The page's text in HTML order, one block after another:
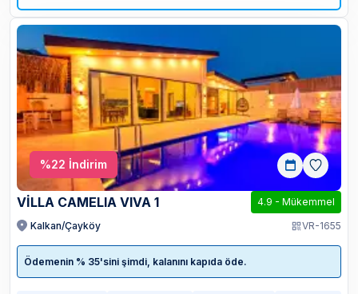
%22 İndirim
VİLLA CAMELIA VIVA 1 4.9 - Mükemmel
Kalkan/Çayköy
VR-1655
Ödemenin % 35'sini şimdi, kalanını kapıda öde.